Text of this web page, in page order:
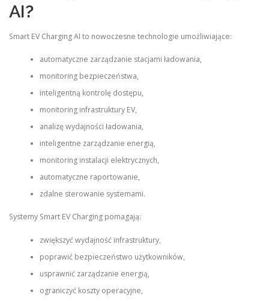
AI?
Smart EV Charging AI to nowoczesne technologie umożliwiające:
automatyczne zarządzanie stacjami ładowania,
monitoring bezpieczeństwa,
inteligentną kontrolę dostępu,
monitoring infrastruktury EV,
analizę wydajności ładowania,
inteligentne zarządzanie energią,
monitoring instalacji elektrycznych,
automatyczne raportowanie,
zdalne sterowanie systemami.
Systemy Smart EV Charging pomagają:
zwiększyć wydajność infrastruktury,
poprawić bezpieczeństwo użytkowników,
usprawnić zarządzanie energią,
ograniczyć koszty operacyjne,